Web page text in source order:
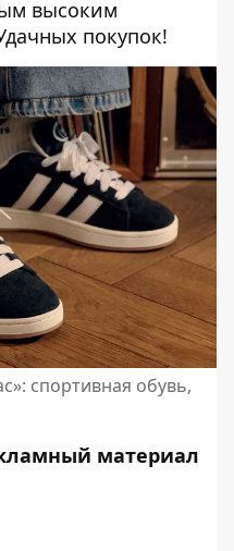
высоким
покупок!
спортивная обувь,
материал